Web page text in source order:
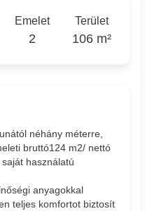
Emelet
2
Terület
106 m²
néhány méterre,
bruttó124 m2/ nettó
használatú
anyagokkal
teljes komfortot biztosít